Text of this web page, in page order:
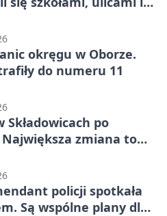
okręgu w Oborze.
do numeru 11
Składowicach po
zmiana to
policji spotkała
Są wspólne plany dla